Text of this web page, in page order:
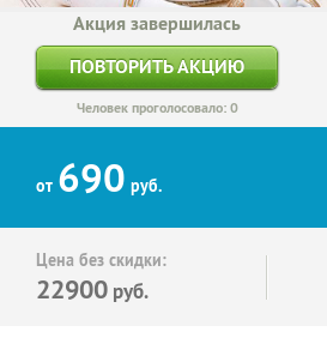
Акция завершилась
ПОВТОРИТЬ АКЦИЮ
Человек проголосовало: 0
от 690 руб.
Цена без скидки:
22900 руб.